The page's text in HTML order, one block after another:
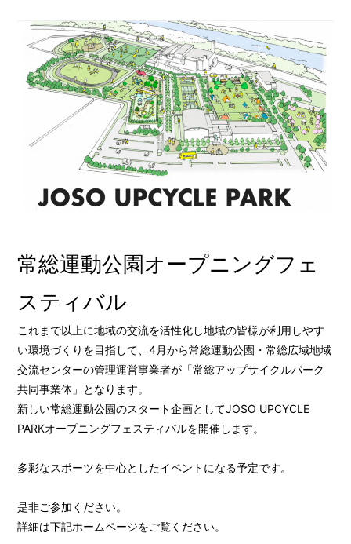
常総運動公園オープニングフェ
スティバル
これまで以上に地域の交流を活性化し地域の皆様が利用しやす
い環境づくりを目指して、4月から常総運動公園・常総広域地域
交流センターの管理運営事業者が「常総アップサイクルパーク
共同事業体」となります。
新しい常総運動公園のスタート企画としてJOSO UPCYCLE
PARKオープニングフェスティバルを開催します。
多彩なスポーツを中心としたイベントになる予定です。
是非ご参加ください。
詳細は下記ホームページをご覧ください。